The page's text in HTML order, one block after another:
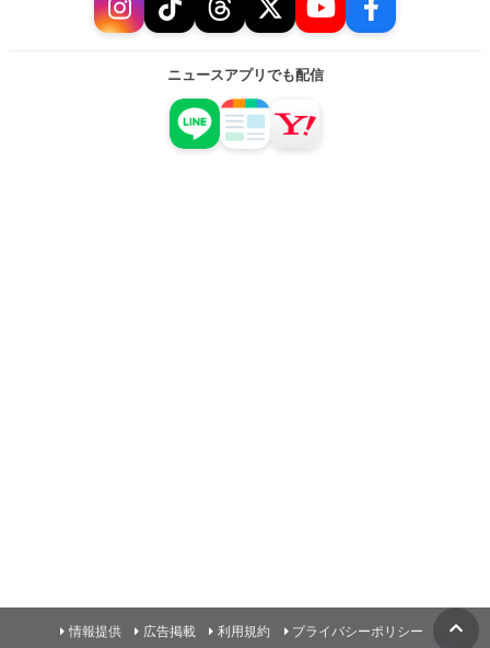
ニュースアプリでも配信
情報提供 広告掲載 利用規約 プライバシーポリシー